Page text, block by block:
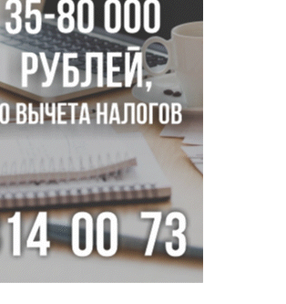
внука за продажу дедова ружья